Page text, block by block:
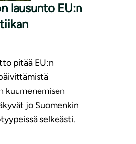
lausunto EU:n
pitää EU:n
kuumenemisen
jo Suomenkin
selkeästi.